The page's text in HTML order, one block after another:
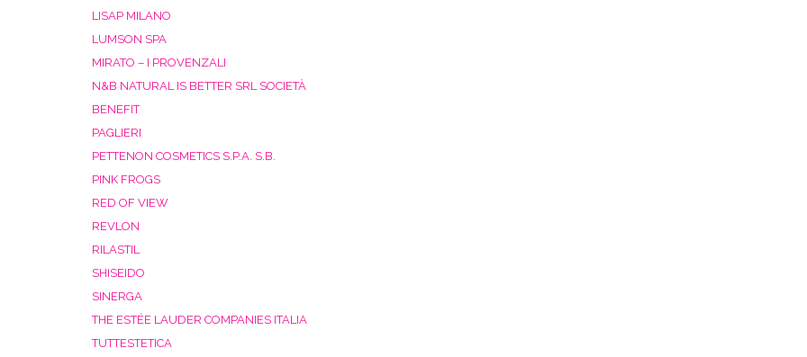
LISAP MILANO
LUMSON SPA
MIRATO – I PROVENZALI
N&B NATURAL IS BETTER SRL SOCIETÀ
BENEFIT
PAGLIERI
PETTENON COSMETICS S.P.A. S.B.
PINK FROGS
RED OF VIEW
REVLON
RILASTIL
SHISEIDO
SINERGA
THE ESTÉE LAUDER COMPANIES ITALIA
TUTTESTETICA